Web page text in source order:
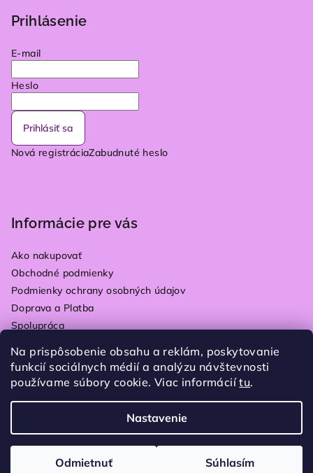
Na prispôsobenie obsahu a reklám, poskytovanie
funkcií sociálnych médií a analýzu návštevnosti
používame súbory cookie. Viac informáciítu.
Nastavenie
Odmietnuť Súhlasím
Prihlásenie
E-mail
Heslo
Prihlásiť sa
Nová registráciaZabudnuté heslo
Informácie pre vás
Ako nakupovať
Obchodné podmienky
Podmienky ochrany osobných údajov
Doprava a Platba
Spolupráca
Vrátenie tovaru
Blog
Upraviť nastavenie cookies